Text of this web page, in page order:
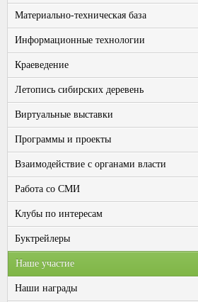
Материально-техническая база
Информационные технологии
Краеведение
Летопись сибирских деревень
Виртуальные выставки
Программы и проекты
Взаимодействие с органами власти
Работа со СМИ
Клубы по интересам
Буктрейлеры
Наше участие
Наши награды